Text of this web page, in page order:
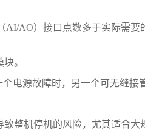
AI/AO）接口点数多于实际需要
。
电源故障时，另一个可无缝接
整机停机的风险，尤其适合大